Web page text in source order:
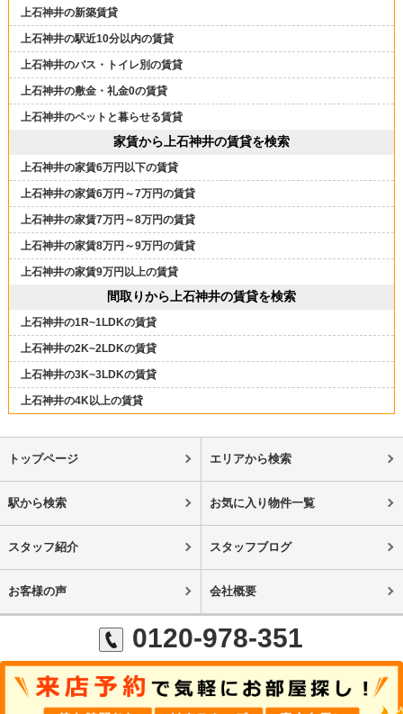
上石神井の新築賃貸
上石神井の駅近10分以内の賃貸
上石神井のバス・トイレ別の賃貸
上石神井の敷金・礼金0の賃貸
上石神井のペットと暮らせる賃貸
家賃から上石神井の賃貸を検索
上石神井の家賃6万円以下の賃貸
上石神井の家賃6万円～7万円の賃貸
上石神井の家賃7万円～8万円の賃貸
上石神井の家賃8万円～9万円の賃貸
上石神井の家賃9万円以上の賃貸
間取りから上石神井の賃貸を検索
上石神井の1R~1LDKの賃貸
上石神井の2K~2LDKの賃貸
上石神井の3K~3LDKの賃貸
上石神井の4K以上の賃貸
トップページ エリアから検索
駅から検索 お気に入り物件一覧
スタッフ紹介 スタッフブログ
お客様の声 会社概要
0120-978-351